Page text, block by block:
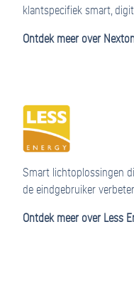
klantspecifiek smart,
Ontdek meer over
Smart lichtoplossingen
de eindgebruiker
Ontdek meer over Less